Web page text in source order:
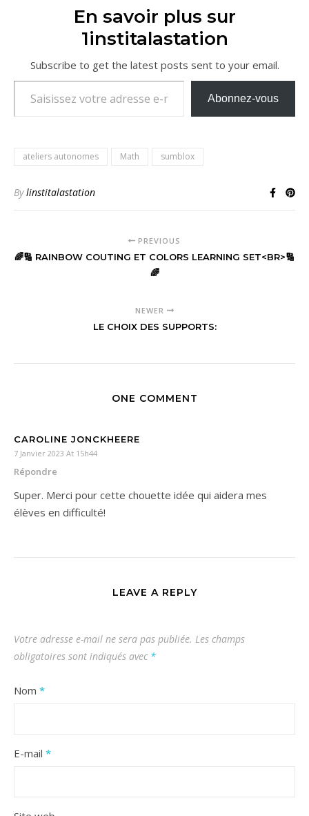
En savoir plus sur
1institalastation
Subscribe to get the latest posts sent to your email.
Saisissez votre adresse e-mail…
Abonnez-vous
ateliers autonomes Math sumblox
Bylinstitalastation
PREVIOUS
🌈🔢 RAINBOW COUTING ET COLORS LEARNING SET<BR>🔢
🌈
NEWER
LE CHOIX DES SUPPORTS:
ONE COMMENT
CAROLINE JONCKHEERE
7 Janvier 2023 At 15h44
Répondre
Super. Merci pour cette chouette idée qui aidera mes
élèves en difficulté!
LEAVE A REPLY
Votre adresse e-mail ne sera pas publiée. Les champs
obligatoires sont indiqués avec *
Nom *
E-mail *